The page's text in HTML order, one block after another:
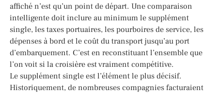
affiché n’est qu’un point de départ. Une comparaison
intelligente doit inclure au minimum le supplément
single, les taxes portuaires, les pourboires de service, les
dépenses à bord et le coût du transport jusqu’au port
d’embarquement. C’est en reconstituant l’ensemble que
l’on voit si la croisière est vraiment compétitive.
Le supplément single est l’élément le plus décisif.
Historiquement, de nombreuses compagnies facturaient